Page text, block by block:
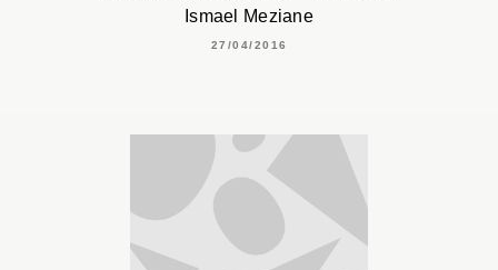
Ismael Meziane
27/04/2016